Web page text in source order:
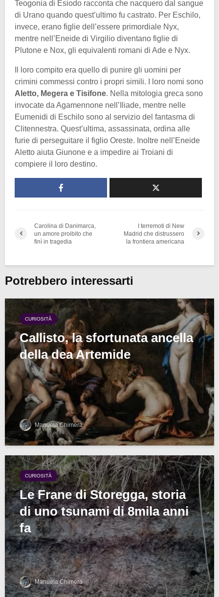
Teogonia di Esiodo racconta che nacquero dal sangue
di Urano quando quest’ultimo fu castrato. Per Eschilo,
invece, erano figlie dell’essere primordiale Nyx,
mentre nell’Eneide di Virgilio diventano figlie di
Plutone e Nox, gli equivalenti romani di Ade e Nyx.
Il loro compito era quello di punire gli uomini per
crimini commessi contro i propri simili. I loro nomi sono
Aletto, Megera e Tisifone. Nella mitologia greca sono
invocate da Agamennone nell’Iliade, mentre nelle
Eumenidi di Eschilo sono al servizio del fantasma di
Clitennestra. Quest’ultima, assassinata, ordina alle
furie di perseguitare il figlio Oreste. Inoltre nell’Eneide
Aletto aiuta Giunone e a impedire ai Troiani di
compiere il loro destino.
Carolina di Danimarca,
un amore proibito che
finì in tragedia
I terremoti di New
Madrid che distrussero
la frontiera americana
Potrebbero interessarti
CURIOSITÀ
Callisto, la sfortunata ancella
della dea Artemide
Manuela Chimera
CURIOSITÀ
Le Frane di Storegga, storia
di uno tsunami di 8mila anni
fa
Manuela Chimera